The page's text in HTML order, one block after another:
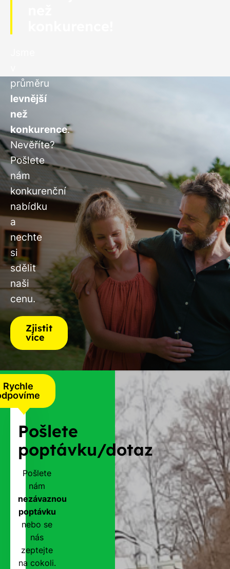
průměru
levnější
než
konkurence.
Nevěříte?
Pošlete
nám
konkurenční
nabídku
a
nechte
si
sdělit
naši
cenu.
Zjistit
více
Rychle
Pošlete
poptávku/dotaz
Pošlete
nám
nezávaznou
poptávku
nebo se
nás
zeptejte
na cokoli.